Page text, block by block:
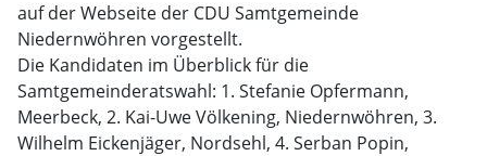
auf der Webseite der CDU Samtgemeinde
Niedernwöhren vorgestellt.
Die Kandidaten im Überblick für die
Samtgemeinderatswahl: 1. Stefanie Opfermann,
Meerbeck, 2. Kai-Uwe Völkening, Niedernwöhren, 3.
Wilhelm Eickenjäger, Nordsehl, 4. Serban Popin,